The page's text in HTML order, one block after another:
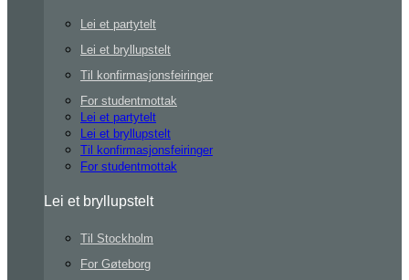
Lei et partytelt
Lei et bryllupstelt
Til konfirmasjonsfeiringer
For studentmottak
Lei et partytelt
Lei et bryllupstelt
Til konfirmasjonsfeiringer
For studentmottak
Lei et bryllupstelt
Til Stockholm
For Gøteborg